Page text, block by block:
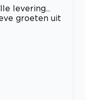
levering...
groeten uit